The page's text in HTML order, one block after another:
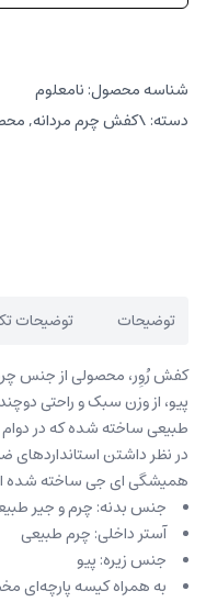
شناسه محصول: نامعلوم
دسته: \کفش چرم مردانه,
توضیحات توضیحات
کفش رُوِر، محصولی از جنس
پیو، از وزن سبک و راحتی
طبیعی ساخته شده که در
در نظر داشتن استانداردهای
همیشگی ای جی ساخته شده
جنس بدنه: چرم و جیر
آستر داخلی: چرم طبیعی
جنس زیره: پیو
به همراه کیسه پارچه‌ای